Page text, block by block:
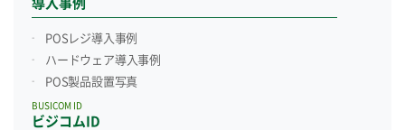
導入事例
POSレジ導入事例
ハードウェア導入事例
POS製品設置写真
ビジコムID
BUSICOM ID